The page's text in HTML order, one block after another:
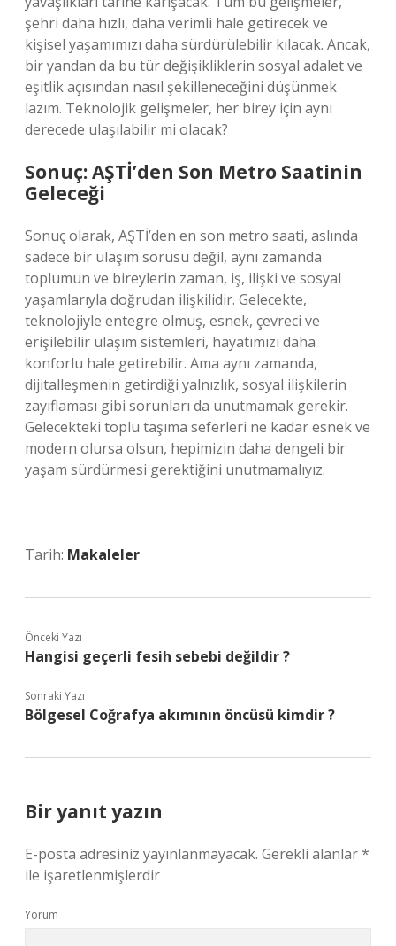
şehri daha hızlı, daha verimli hale getirecek ve
kişisel yaşamımızı daha sürdürülebilir kılacak. Ancak,
bir yandan da bu tür değişikliklerin sosyal adalet ve
eşitlik açısından nasıl şekilleneceğini düşünmek
lazım. Teknolojik gelişmeler, her birey için aynı
derecede ulaşılabilir mi olacak?
Sonuç: AŞTİ’den Son Metro Saatinin
Geleceği
Sonuç olarak, AŞTİ’den en son metro saati, aslında
sadece bir ulaşım sorusu değil, aynı zamanda
toplumun ve bireylerin zaman, iş, ilişki ve sosyal
yaşamlarıyla doğrudan ilişkilidir. Gelecekte,
teknolojiyle entegre olmuş, esnek, çevreci ve
erişilebilir ulaşım sistemleri, hayatımızı daha
konforlu hale getirebilir. Ama aynı zamanda,
dijitalleşmenin getirdiği yalnızlık, sosyal ilişkilerin
zayıflaması gibi sorunları da unutmamak gerekir.
Gelecekteki toplu taşıma seferleri ne kadar esnek ve
modern olursa olsun, hepimizin daha dengeli bir
yaşam sürdürmesi gerektiğini unutmamalıyız.
Tarih: Makaleler
Önceki Yazı
Hangisi geçerli fesih sebebi değildir ?
Sonraki Yazı
Bölgesel Coğrafya akımının öncüsü kimdir ?
Bir yanıt yazın
E-posta adresiniz yayınlanmayacak. Gerekli alanlar*
ile işaretlenmişlerdir
Yorum